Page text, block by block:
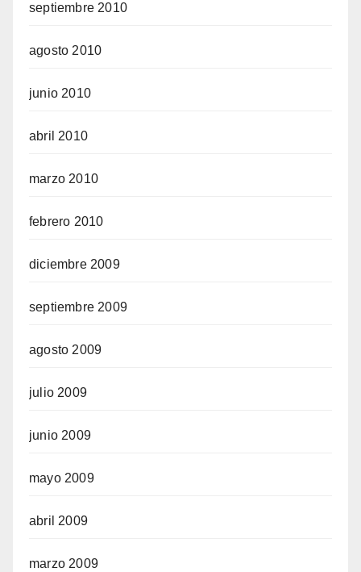
septiembre 2010
agosto 2010
junio 2010
abril 2010
marzo 2010
febrero 2010
diciembre 2009
septiembre 2009
agosto 2009
julio 2009
junio 2009
mayo 2009
abril 2009
marzo 2009